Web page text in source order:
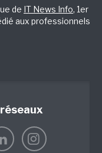
de IT News Info, 1er
aux professionnels